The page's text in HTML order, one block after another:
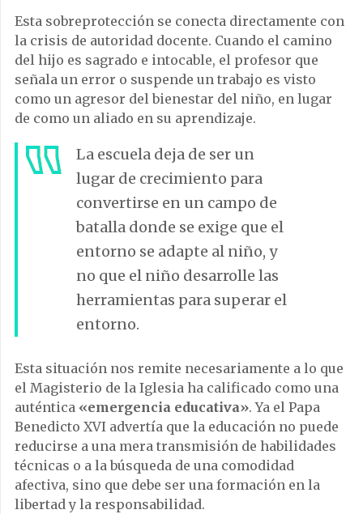
Esta sobreprotección se conecta directamente con
la crisis de autoridad docente. Cuando el camino
del hijo es sagrado e intocable, el profesor que
señala un error o suspende un trabajo es visto
como un agresor del bienestar del niño, en lugar
de como un aliado en su aprendizaje.
La escuela deja de ser un
lugar de crecimiento para
convertirse en un campo de
batalla donde se exige que el
entorno se adapte al niño, y
no que el niño desarrolle las
herramientas para superar el
entorno.
Esta situación nos remite necesariamente a lo que
el Magisterio de la Iglesia ha calificado como una
auténtica «emergencia educativa». Ya el Papa
Benedicto XVI advertía que la educación no puede
reducirse a una mera transmisión de habilidades
técnicas o a la búsqueda de una comodidad
afectiva, sino que debe ser una formación en la
libertad y la responsabilidad.